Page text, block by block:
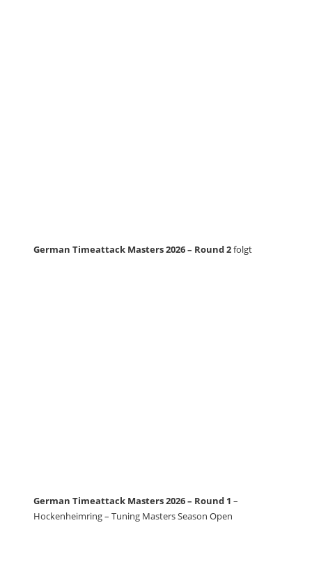
German Timeattack Masters 2026 – Round 2folgt
German Timeattack Masters 2026 – Round 1 –
Hockenheimring – Tuning Masters Season Open